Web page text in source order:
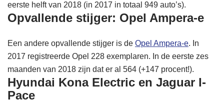
eerste helft van 2018 (in 2017 in totaal 949 auto’s).
Opvallende stijger: Opel Ampera-e
Een andere opvallende stijger is de Opel Ampera-e. In
2017 registreerde Opel 228 exemplaren. In de eerste zes
maanden van 2018 zijn dat er al 564 (+147 procent!).
Hyundai Kona Electric en Jaguar I-
Pace